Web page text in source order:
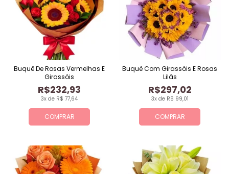
COMPRAR
3x de R$ 77,64
R$232,93
Buquê De Rosas Vermelhas E
Girassóis
COMPRAR
3x de R$ 99,01
R$297,02
Buquê Com Girassóis E Rosas
Lilás